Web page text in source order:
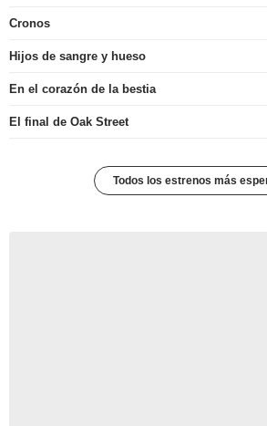
Cronos
Hijos de sangre y hueso
En el corazón de la bestia
El final de Oak Street
Todos los estrenos más